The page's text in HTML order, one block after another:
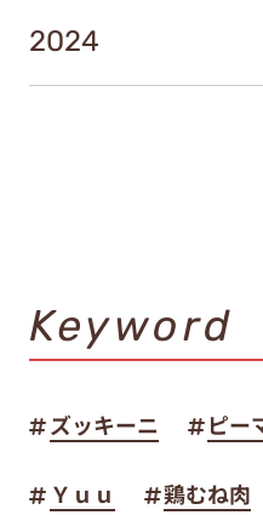
2024
Keyword
ズッキーニ ピー
Ｙｕｕ 鶏むね肉